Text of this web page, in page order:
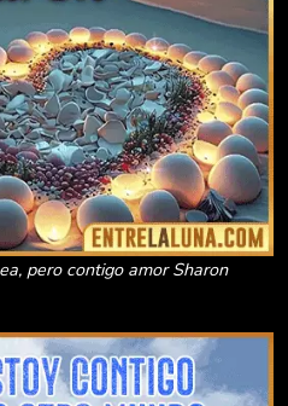
pero contigo amor Sharon